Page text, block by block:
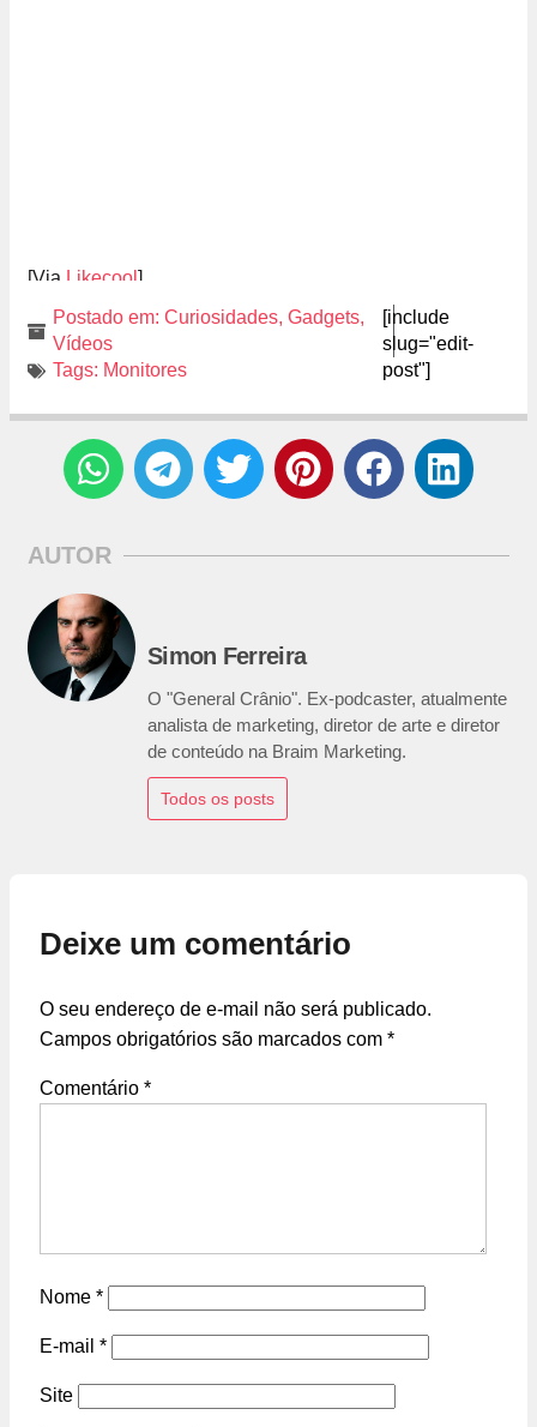
[Via Likecool]
Postado em: Curiosidades, Gadgets,
Vídeos
Tags: Monitores
[include
slug="edit-
post"]
AUTOR
Simon Ferreira
O "General Crânio". Ex-podcaster, atualmente
analista de marketing, diretor de arte e diretor
de conteúdo na Braim Marketing.
Todos os posts
Deixe um comentário
O seu endereço de e-mail não será publicado.
Campos obrigatórios são marcados com *
Comentário *
Nome *
E-mail *
Site